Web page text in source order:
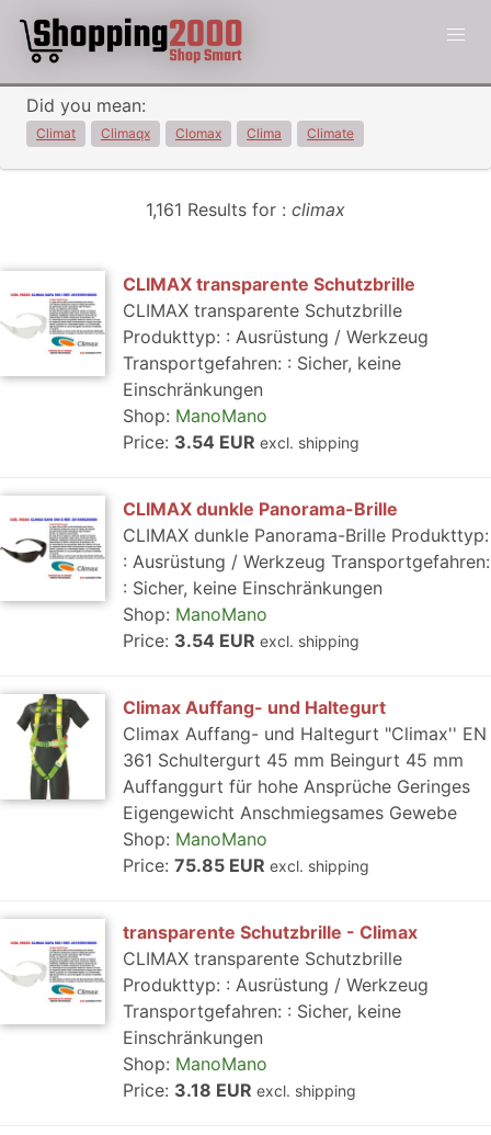
Did you mean:
Climat Climaqx Clomax Clima Climate
1,161 Results for : climax
CLIMAX transparente Schutzbrille
CLIMAX transparente Schutzbrille
Produkttyp: : Ausrüstung / Werkzeug
Transportgefahren: : Sicher, keine
Einschränkungen
Shop: ManoMano
Price: 3.54 EUR excl. shipping
CLIMAX dunkle Panorama-Brille
CLIMAX dunkle Panorama-Brille Produkttyp:
: Ausrüstung / Werkzeug Transportgefahren:
: Sicher, keine Einschränkungen
Shop: ManoMano
Price: 3.54 EUR excl. shipping
Climax Auffang- und Haltegurt
Climax Auffang- und Haltegurt "Climax'' EN
361 Schultergurt 45 mm Beingurt 45 mm
Auffanggurt für hohe Ansprüche Geringes
Eigengewicht Anschmiegsames Gewebe
Shop: ManoMano
Price: 75.85 EUR excl. shipping
transparente Schutzbrille - Climax
CLIMAX transparente Schutzbrille
Produkttyp: : Ausrüstung / Werkzeug
Transportgefahren: : Sicher, keine
Einschränkungen
Shop: ManoMano
Price: 3.18 EUR excl. shipping